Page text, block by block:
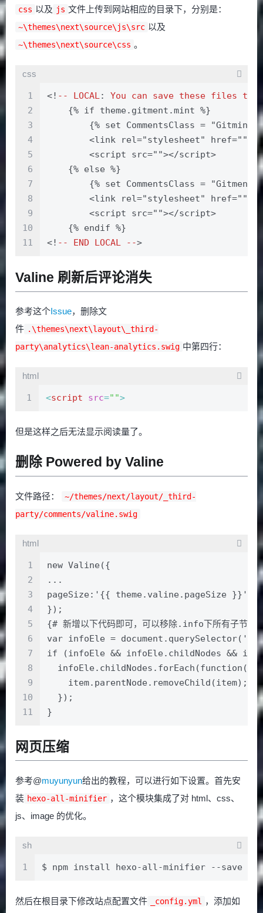
css 以及 js 文件上传到网站相应的目录下，分别是：
~\themes\next\source\js\src 以及
~\themes\next\source\css 。
css
1
2
3
4
5
6
7
8
9
10
11
<! -- LOCAL: You can save these files to
    {% if theme.gitment.mint %}
{% set CommentsClass = "Gitmint"
        <link rel="stylesheet" href="">
        <script src=""></script>
    {% else %}
{% set CommentsClass = "Gitment"
        <link rel="stylesheet" href="">
        <script src=""></script>
    {% endif %}
<! -- END LOCAL -->
Valine 刷新后评论消失
参考这个Issue，删除文
件 .\themes\next\layout\_third-
party\analytics\lean-analytics.swig 中第四行：
html
1 <script src="">
但是这样之后无法显示阅读量了。
删除 Powered by Valine
文件路径：
~/themes/next/layout/_third-
party/comments/valine.swig
html
1
2
3
4
5
6
7
8
9
10
11
new Valine({
...
pageSize:'{{ theme.valine.pageSize }}'
});
{# 新增以下代码即可，可以移除.info下所有子节点
var infoEle =
if (infoEle && infoEle.childNodes &&
    item.parentNode.removeChild(item);
  });
}
网页压缩
参考@muyunyun给出的教程，可以进行如下设置。首先安
装 hexo-all-minifier ，这个模块集成了对 html、css、
js、image 的优化。
sh
1 $ npm install hexo-all-minifier --save
然后在根目录下修改站点配置文件 _config.yml ，添加如